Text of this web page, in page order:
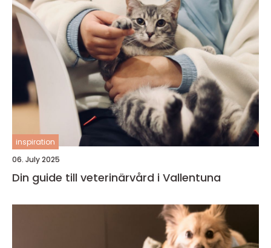
inspiration
06. July 2025
Din guide till veterinärvård i Vallentuna